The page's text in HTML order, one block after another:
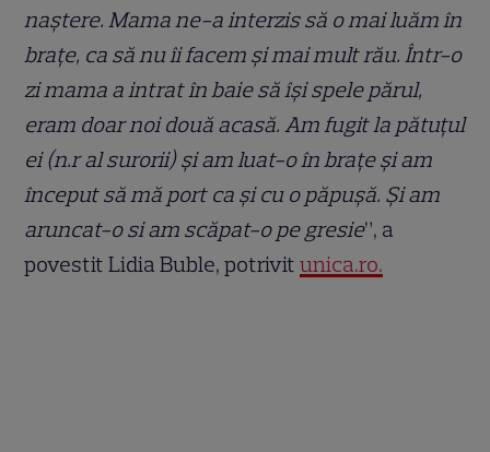
naștere. Mama ne-a interzis să o mai luăm în
brațe, ca să nu îi facem și mai mult rău. Într-o
zi mama a intrat în baie să își spele părul,
eram doar noi două acasă. Am fugit la pătuțul
ei (n.r al surorii) și am luat-o în brațe și am
început să mă port ca și cu o păpușă. Și am
aruncat-o si am scăpat-o pe gresie”, a
povestit Lidia Buble, potrivitunica.ro.